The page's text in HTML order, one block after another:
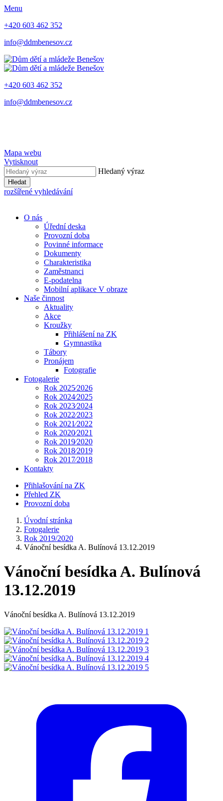
Menu
+420 603 462 352
info@ddmbenesov.cz
+420 603 462 352
info@ddmbenesov.cz
Mapa webu
Vytisknout
Hledaný výraz
Hledat
rozšířené vyhledávání
O nás
Úřední deska
Provozní doba
Povinné informace
Dokumenty
Charakteristika
Zaměstnanci
E-podatelna
Mobilní aplikace V obraze
Naše činnost
Aktuality
Akce
Kroužky
Přihlášení na ZK
Gymnastika
Tábory
Pronájem
Fotografie
Fotogalerie
Rok 2025⁄2026
Rok 2024⁄2025
Rok 2023⁄2024
Rok 2022⁄2023
Rok 2021⁄2022
Rok 2020⁄2021
Rok 2019⁄2020
Rok 2018⁄2019
Rok 2017⁄2018
Kontakty
Přihlašování na ZK
Přehled ZK
Provozní doba
Úvodní stránka
Fotogalerie
Rok 2019/2020
Vánoční besídka A. Bulínová 13.12.2019
Vánoční besídka A. Bulínová
13.12.2019
Vánoční besídka A. Bulínová 13.12.2019